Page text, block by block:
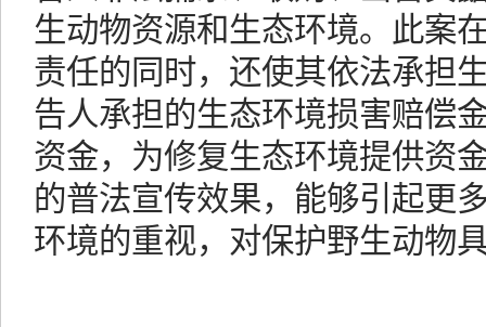
生动物资源和生态环境。此案
责任的同时，还使其依法承担
告人承担的生态环境损害赔偿
资金，为修复生态环境提供资
的普法宣传效果，能够引起更
环境的重视，对保护野生动物